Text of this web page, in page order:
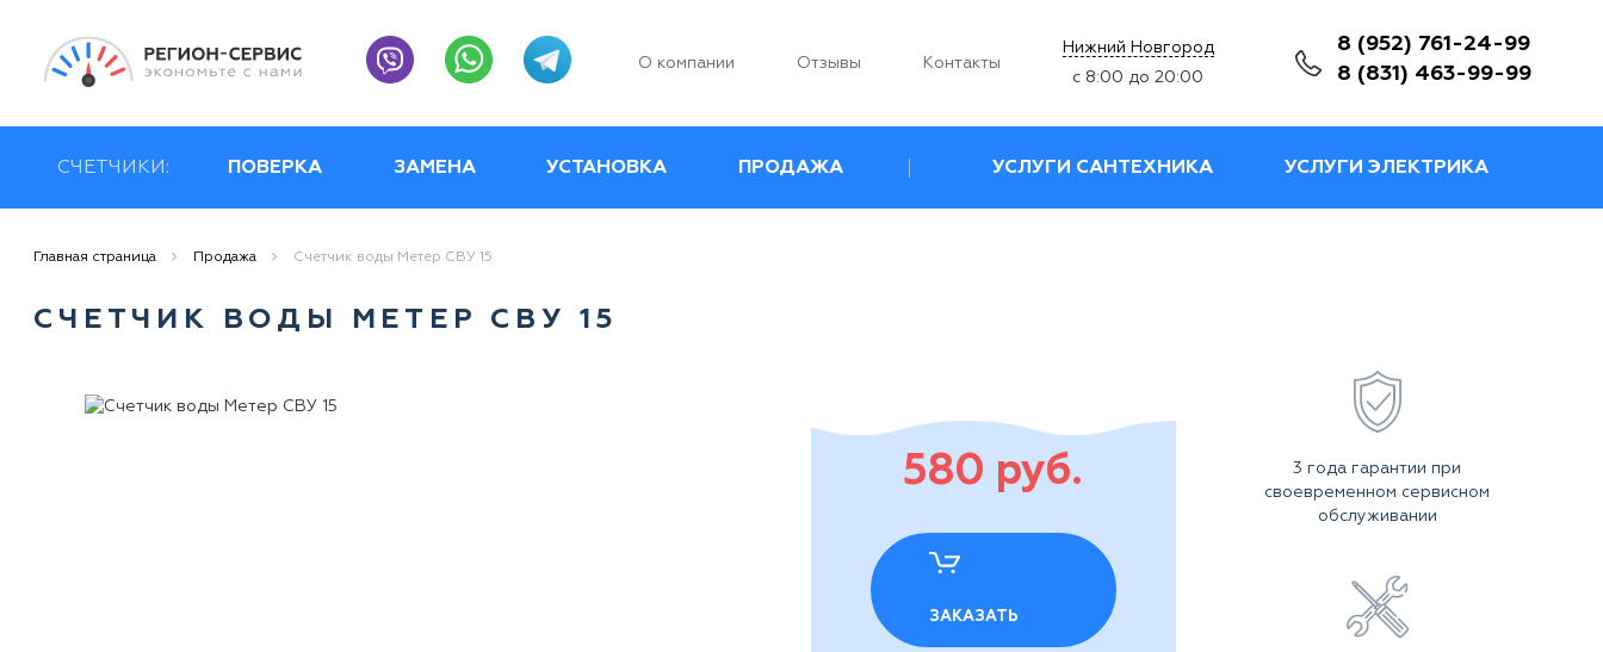
О компании Отзывы Контакты
Нижний Новгород
с 8:00 до 20:00
8 (952) 761-24-99
8 (831) 463-99-99
СЧЕТЧИКИ: ПОВЕРКА ЗАМЕНА УСТАНОВКА ПРОДАЖА УСЛУГИ САНТЕХНИКА УСЛУГИ ЭЛЕКТРИКА
Главная страница Продажа Счетчик воды Метер СВУ 15
СЧЕТЧИК ВОДЫ МЕТЕР СВУ 15
580 руб.
ЗАКАЗАТЬ
3 года гарантии при
своевременном сервисном
обслуживании